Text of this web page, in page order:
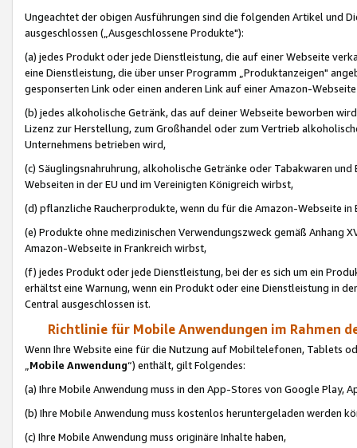
Ungeachtet der obigen Ausführungen sind die folgenden Artikel und
ausgeschlossen („Ausgeschlossene Produkte"):
(a) jedes Produkt oder jede Dienstleistung, die auf einer Webseite
eine Dienstleistung, die über unser Programm „Produktanzeigen"
gesponserten Link oder einen anderen Link auf einer Amazon-
(b) jedes alkoholische Getränk, das auf deiner Webseite beworben
Lizenz zur Herstellung, zum Großhandel oder zum Vertrieb
Unternehmens betrieben wird,
(c) Säuglingsnahruhrung, alkoholische Getränke oder Tabakwaren
Webseiten in der EU und im Vereinigten Königreich wirbst,
(d) pflanzliche Raucherprodukte, wenn du für die Amazon-Webseite in
(e) Produkte ohne medizinischen Verwendungszweck gemäß Anhang
Amazon-Webseite in Frankreich wirbst,
(f) jedes Produkt oder jede Dienstleistung, bei der es sich um ein
erhältst eine Warnung, wenn ein Produkt oder eine Dienstleistung in
Central ausgeschlossen ist.
Richtlinie für Mobile Anwendungen im Rahmen
Wenn Ihre Website eine für die Nutzung auf Mobiltelefonen, Tablets
„Mobile Anwendung“) enthält, gilt Folgendes:
(a) Ihre Mobile Anwendung muss in den App-Stores von Google Play,
(b) Ihre Mobile Anwendung muss kostenlos heruntergeladen werden
(c) Ihre Mobile Anwendung muss originäre Inhalte haben,